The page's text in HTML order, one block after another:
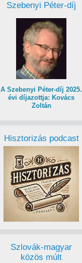
Szebenyi Péter-díj
A Szebenyi Péter-díj 2025.
évi díjazottja: Kovács
Zoltán
Hisztorizás podcast
Szlovák-magyar
közös múlt